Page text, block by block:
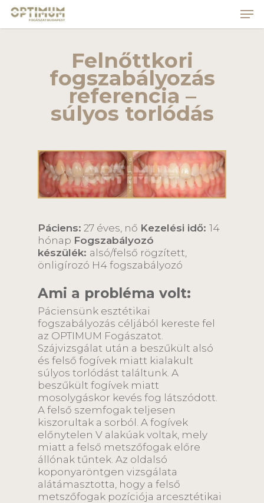
Skip
main
Felnőttkori
fogszabályozás
referencia –
súlyos torlódás
Páciens: 27 éves, nő Kezelési idő: 14
hónap Fogszabályozó
készülék: alsó/felső rögzített,
önligírozó H4 fogszabályozó
Ami a probléma volt:
Páciensünk esztétikai
fogszabályozás céljából kereste fel
az OPTIMUM Fogászatot.
Szájvizsgálat után a beszűkült alsó
és felső fogívek miatt kialakult
súlyos torlódást találtunk. A
beszűkült fogívek miatt
mosolygáskor kevés fog látszódott.
A felső szemfogak teljesen
kiszorultak a sorból. A fogívek
előnytelen V alakúak voltak, mely
miatt a felső metszőfogak előre
állónak tűntek. Az oldalsó
koponyaröntgen vizsgálata
alátámasztotta, hogy a felső
metszőfogak pozíciója arcesztétikai